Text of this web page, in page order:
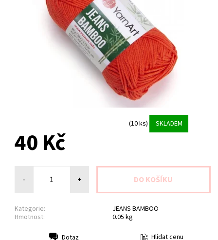
(10 ks) SKLADEM
40 Kč
- +
Kategorie:
JEANS BAMBOO
Hmotnost:
0.05 kg
Dotaz Hlídat cenu